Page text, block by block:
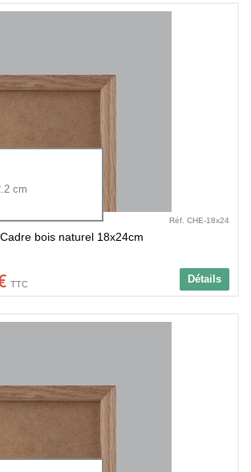
cm
Réf. CHE-18x24
Cadre bois naturel 18x24cm
Détails
TTC